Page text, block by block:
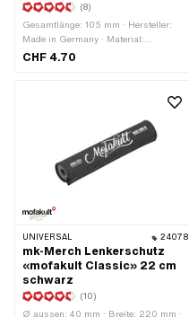
(8)
Gesamtlänge: 105 mm · Hersteller:
Made in Germany · Material:
Polypropylen (PP) · Farbe: transparent ·
CHF 4.70
UNIVERSAL 24078
mk-Merch Lenkerschutz
«mofakult Classic» 22 cm
schwarz
(10)
Ø aussen: 40 mm · Breite: 220 mm ·